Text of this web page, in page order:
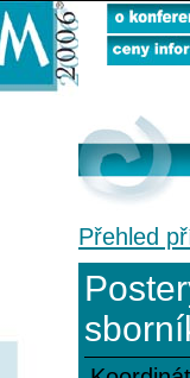
Přehled